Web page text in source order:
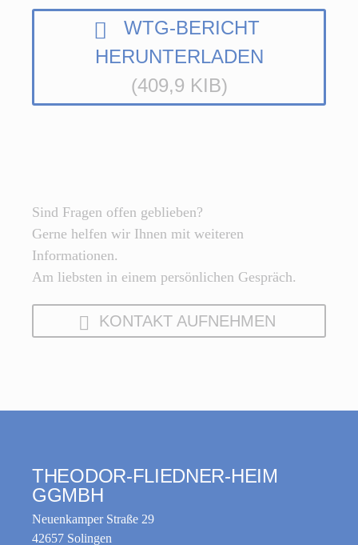
WTG-BERICHT
HERUNTERLADEN
(409,9 KIB)
Sind Fragen offen geblieben?
Gerne helfen wir Ihnen mit weiteren
Informationen.
Am liebsten in einem persönlichen Gespräch.
KONTAKT AUFNEHMEN
THEODOR-FLIEDNER-HEIM
GGMBH
Neuenkamper Straße 29
42657 Solingen